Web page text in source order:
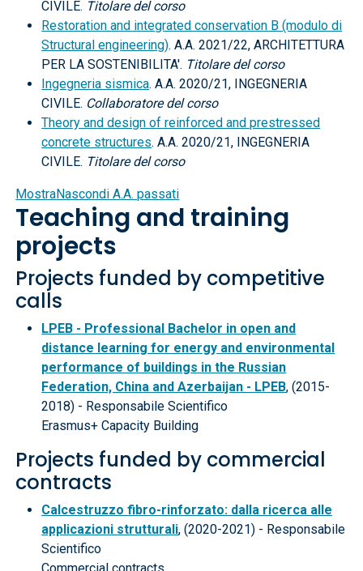
CIVILE. Titolare del corso
Restoration and integrated conservation B (modulo di
Structural engineering). A.A. 2021/22, ARCHITETTURA
PER LA SOSTENIBILITA'. Titolare del corso
Ingegneria sismica. A.A. 2020/21, INGEGNERIA
CIVILE. Collaboratore del corso
Theory and design of reinforced and prestressed
concrete structures. A.A. 2020/21, INGEGNERIA
CIVILE. Titolare del corso
MostraNascondi A.A. passati
Teaching and training
projects
Projects funded by competitive
calls
LPEB - Professional Bachelor in open and
distance learning for energy and environmental
performance of buildings in the Russian
Federation, China and Azerbaijan - LPEB, (2015-
2018) - Responsabile Scientifico
Erasmus+ Capacity Building
Projects funded by commercial
contracts
Calcestruzzo fibro-rinforzato: dalla ricerca alle
applicazioni strutturali, (2020-2021) - Responsabile
Scientifico